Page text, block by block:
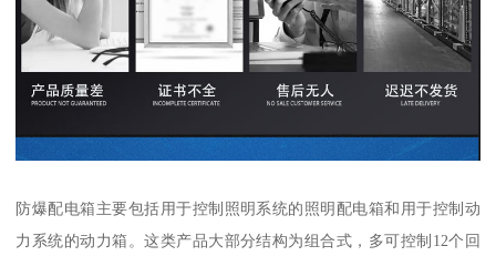
防爆配电箱主要包括用于控制照明系统的照明配电箱和用于控制动
力系统的动力箱。这类产品大部分结构为组合式，多可控制12个回